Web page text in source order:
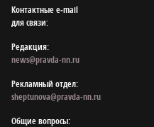
Контактные e‑mail
для связи:
Редакция:
news@pravda-nn.ru
Рекламный отдел:
sheptunova@pravda-nn.ru
Общие вопросы: